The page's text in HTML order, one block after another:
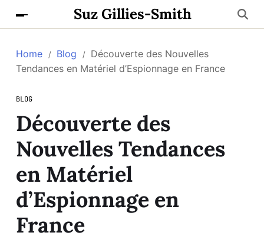
Suz Gillies-Smith
Home Blog
Découverte des Nouvelles
Tendances en Matériel d’Espionnage en France
BLOG
Découverte des
Nouvelles Tendances
en Matériel
d’Espionnage en
France